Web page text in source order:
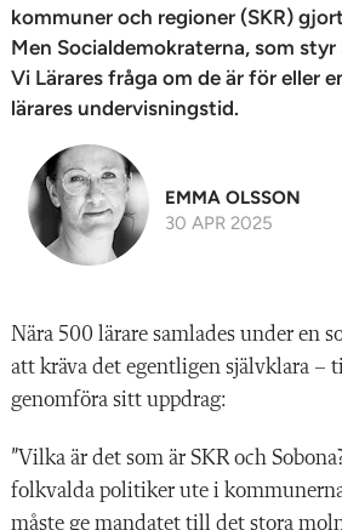
kommuner och regioner (SKR)
Men Socialdemokraterna, som styr
Vi Lärares fråga om de är för eller
lärares undervisningstid.
EMMA OLSSON
30 APR 2025
Nära 500 lärare samlades under en
att kräva det egentligen självklara –
genomföra sitt uppdrag:
”Vilka är det som är SKR och
folkvalda politiker ute i
måste ge mandatet till det stora